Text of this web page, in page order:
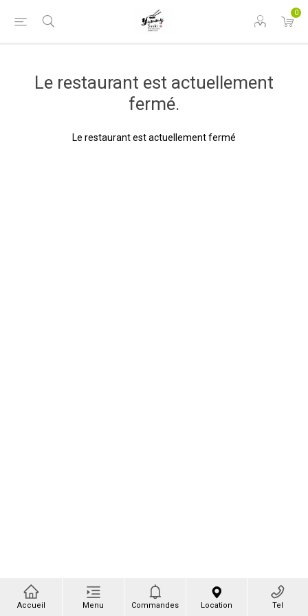
0
Le restaurant est actuellement
fermé.
Le restaurant est actuellement fermé
Accueil Menu Commandes Location Tel